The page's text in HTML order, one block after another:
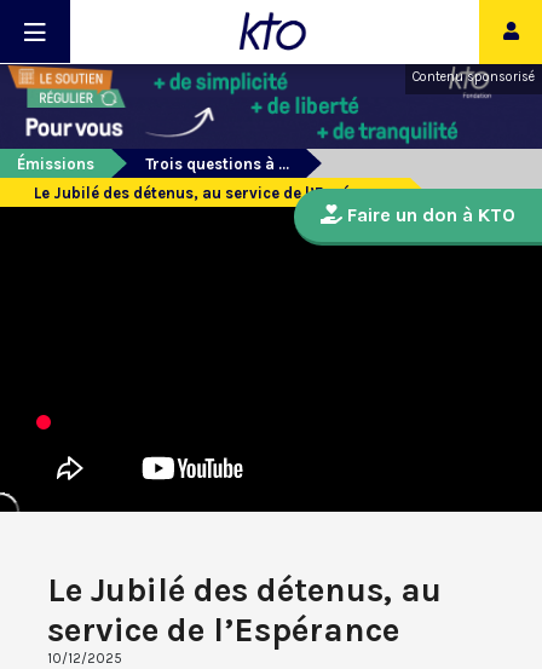
Contenu sponsorisé
Émissions
Trois questions à ...
Le Jubilé des détenus, au service de l’Espérance
Le Jubilé des détenus, au
service de l’Espérance
10/12/2025
Faire un don à KTO